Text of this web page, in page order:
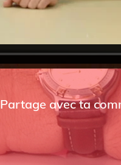
Partage avec ta